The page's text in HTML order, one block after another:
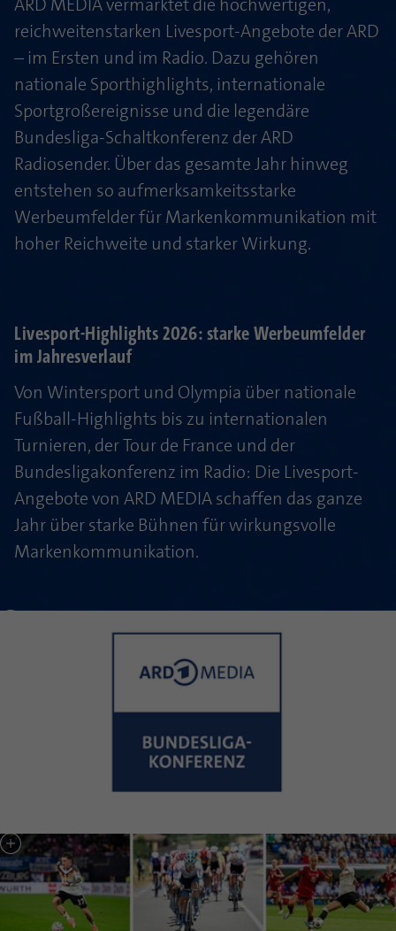
reichweitenstarken Livesport-Angebote der ARD
– im Ersten und im Radio. Dazu gehören
nationale Sporthighlights, internationale
Sportgroßereignisse und die legendäre
Bundesliga-Schaltkonferenz der ARD
Radiosender. Über das gesamte Jahr hinweg
entstehen so aufmerksamkeitsstarke
Werbeumfelder für Markenkommunikation mit
hoher Reichweite und starker Wirkung.
Livesport-Highlights 2026: starke Werbeumfelder
im Jahresverlauf
Von Wintersport und Olympia über nationale
Fußball-Highlights bis zu internationalen
Turnieren, der Tour de France und der
Bundesligakonferenz im Radio: Die Livesport-
Angebote von ARD MEDIA schaffen das ganze
Jahr über starke Bühnen für wirkungsvolle
Markenkommunikation.